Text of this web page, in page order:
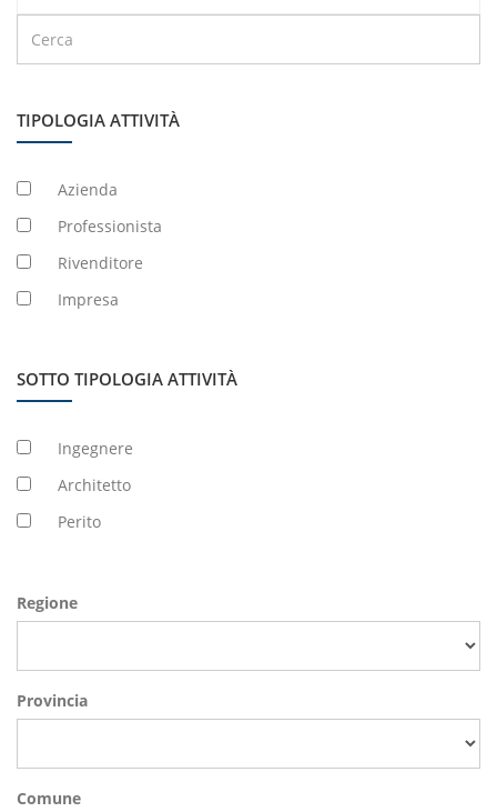
TIPOLOGIA ATTIVITÀ
Azienda
Professionista
Rivenditore
Impresa
SOTTO TIPOLOGIA ATTIVITÀ
Ingegnere
Architetto
Perito
Regione
Provincia
Comune